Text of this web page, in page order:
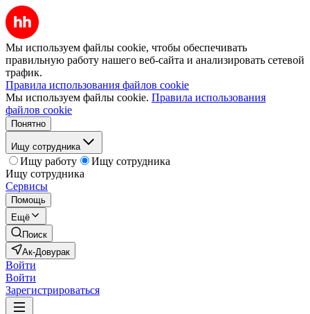
Мы используем файлы cookie, чтобы обеспечивать
правильную работу нашего веб-сайта и анализировать сетевой
трафик.
Правила использования файлов cookie
Мы используем файлы cookie. Правила использования
файлов cookie
Понятно
Ищу сотрудника
Ищу работу
Ищу сотрудника
Ищу сотрудника
Сервисы
Помощь
Ещё
Поиск
Ак-Довурак
Войти
Войти
Зарегистрироваться